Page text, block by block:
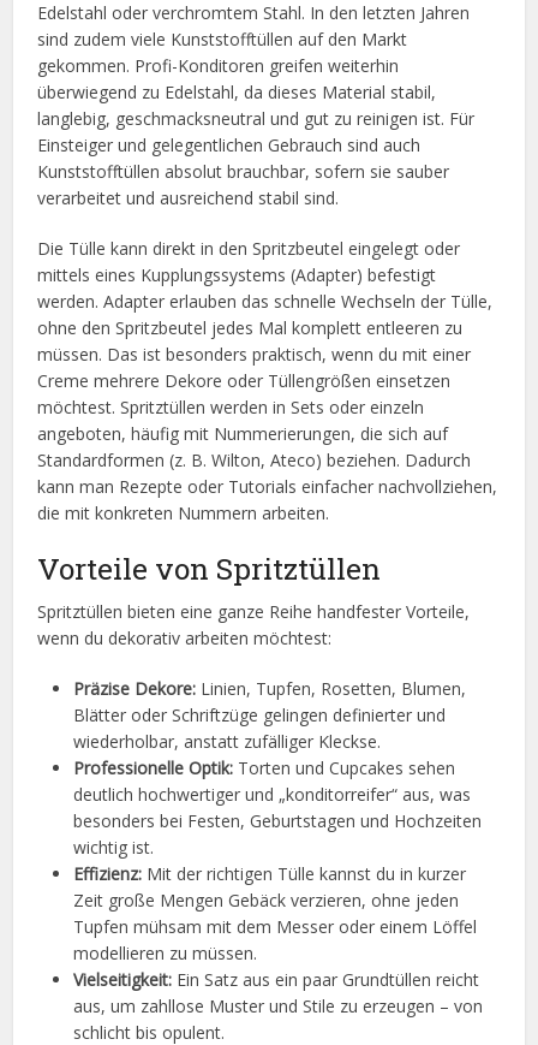
Edelstahl oder verchromtem Stahl. In den letzten Jahren
sind zudem viele Kunststofftüllen auf den Markt
gekommen. Profi-Konditoren greifen weiterhin
überwiegend zu Edelstahl, da dieses Material stabil,
langlebig, geschmacksneutral und gut zu reinigen ist. Für
Einsteiger und gelegentlichen Gebrauch sind auch
Kunststofftüllen absolut brauchbar, sofern sie sauber
verarbeitet und ausreichend stabil sind.
Die Tülle kann direkt in den Spritzbeutel eingelegt oder
mittels eines Kupplungssystems (Adapter) befestigt
werden. Adapter erlauben das schnelle Wechseln der Tülle,
ohne den Spritzbeutel jedes Mal komplett entleeren zu
müssen. Das ist besonders praktisch, wenn du mit einer
Creme mehrere Dekore oder Tüllengrößen einsetzen
möchtest. Spritztüllen werden in Sets oder einzeln
angeboten, häufig mit Nummerierungen, die sich auf
Standardformen (z. B. Wilton, Ateco) beziehen. Dadurch
kann man Rezepte oder Tutorials einfacher nachvollziehen,
die mit konkreten Nummern arbeiten.
Vorteile von Spritztüllen
Spritztüllen bieten eine ganze Reihe handfester Vorteile,
wenn du dekorativ arbeiten möchtest:
Präzise Dekore: Linien, Tupfen, Rosetten, Blumen,
Blätter oder Schriftzüge gelingen definierter und
wiederholbar, anstatt zufälliger Kleckse.
Professionelle Optik: Torten und Cupcakes sehen
deutlich hochwertiger und „konditorreifer“ aus, was
besonders bei Festen, Geburtstagen und Hochzeiten
wichtig ist.
Effizienz: Mit der richtigen Tülle kannst du in kurzer
Zeit große Mengen Gebäck verzieren, ohne jeden
Tupfen mühsam mit dem Messer oder einem Löffel
modellieren zu müssen.
Vielseitigkeit: Ein Satz aus ein paar Grundtüllen reicht
aus, um zahllose Muster und Stile zu erzeugen – von
schlicht bis opulent.